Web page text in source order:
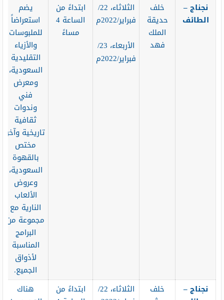
نجناج –
الطائف
خلف
حديقة
الملك
فهد
الثلاثاء، 22/
فبراير/2022م
الأربعاء، 23/
فبراير/2022م
ابتداءً من
الساعة 4
مساءً
يضم
استعراضاً
للملبوسات
والأزياء
التقليدية
السعودية،
ومعرض
فني
وندوات
ثقافية
تاريخية وآخر
مختص
بالقهوة
السعودية،
وعروض
الألعاب
النارية مع
مجموعة من
البرامج
المناسبة
لأذواق
الجميع.
نجناج –
خلف
الثلاثاء، 22/
ابتداءً من
هناك